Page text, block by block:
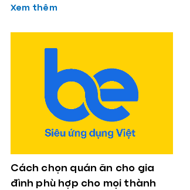
Xem thêm
Cách chọn quán ăn cho gia
đình phù hợp cho mọi thành